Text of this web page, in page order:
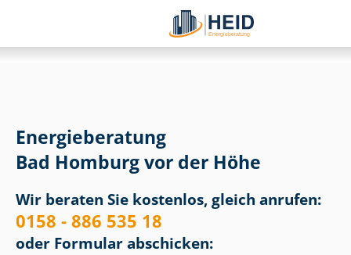
Energieberatung
Bad Homburg vor der Höhe
Wir beraten Sie kostenlos, gleich anrufen:
0158 - 886 535 18
oder Formular abschicken: